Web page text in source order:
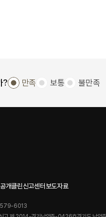
? 만족 보통 불만족
개클린신고센터 보도자료
6013